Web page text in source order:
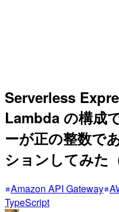
Serverless
Lambda の構成
ーが正の整数で
ションしてみた
Amazon API Gateway
TypeScript